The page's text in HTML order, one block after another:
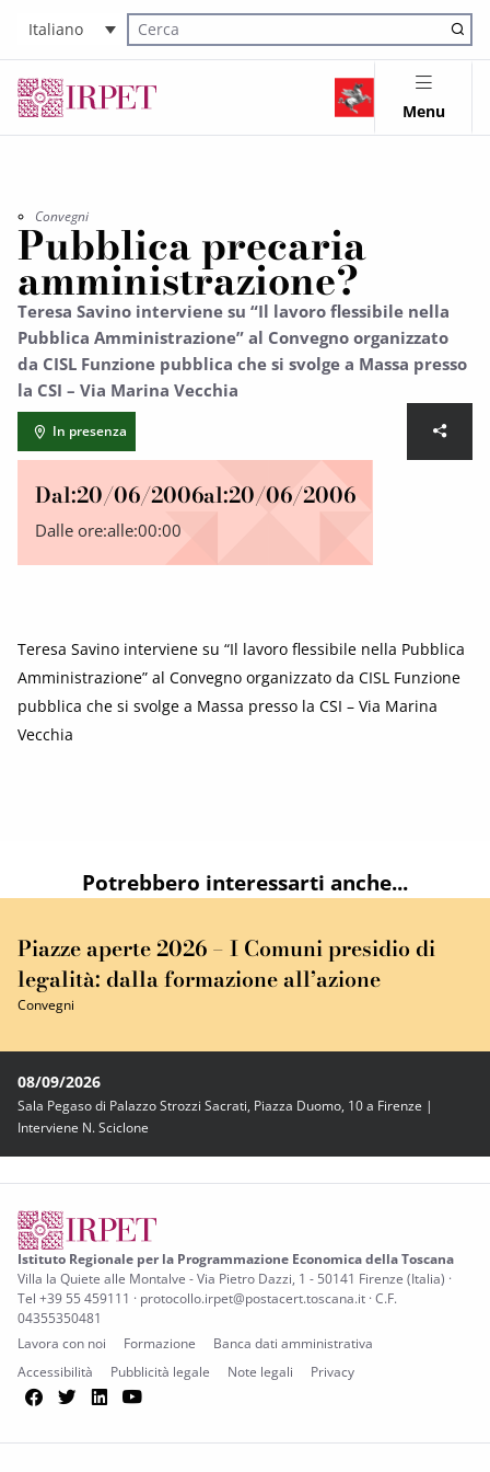
Italiano
Cerca nel sito
Menu
Convegni
Pubblica precaria
amministrazione?
Teresa Savino interviene su “Il lavoro flessibile nella
Pubblica Amministrazione” al Convegno organizzato
da CISL Funzione pubblica che si svolge a Massa presso
la CSI – Via Marina Vecchia
In presenza
Dal:20/06/2006al:20/06/2006
Dalle ore:alle:00:00
Teresa Savino interviene su “Il lavoro flessibile nella Pubblica
Amministrazione” al Convegno organizzato da CISL Funzione
pubblica che si svolge a Massa presso la CSI – Via Marina
Vecchia
Potrebbero interessarti anche...
Piazze aperte 2026 – I Comuni presidio di
legalità: dalla formazione all’azione
Convegni
08/09/2026
Sala Pegaso di Palazzo Strozzi Sacrati, Piazza Duomo, 10 a Firenze |
Interviene N. Sciclone
Istituto Regionale per la Programmazione Economica della Toscana
Villa la Quiete alle Montalve - Via Pietro Dazzi, 1 - 50141 Firenze (Italia) ·
Tel +39 55 459111 · protocollo.irpet@postacert.toscana.it · C.F.
04355350481
Lavora con noi
Formazione
Banca dati amministrativa
Accessibilità
Pubblicità legale Note legali Privacy
Facebook
TwitterLinkedIn